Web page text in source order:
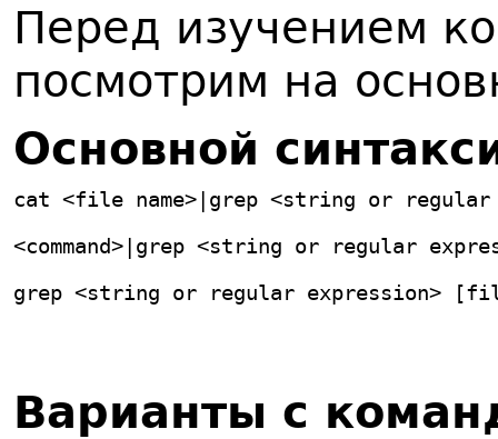
Перед изучением
посмотрим на
Основной
cat <file name>|grep <string or regular
<command>|grep <string or regular
grep <string or regular expression>
Варианты с